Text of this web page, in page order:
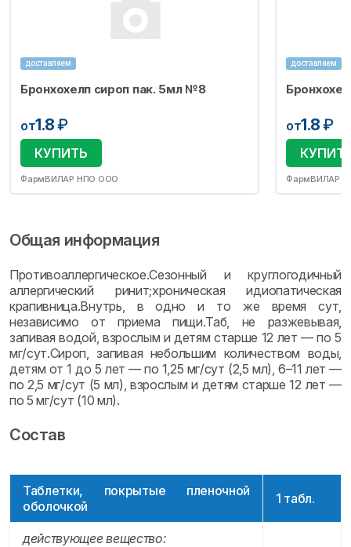
доставляем
Бронхохелп сироп пак. 5мл №8
от1.8₽
КУПИТЬ
ФармВИЛАР НПО ООО
доставляем
от1.8₽
ФармВИЛАР
Общая информация
Противоаллергическое.Сезонный и круглогодичный
аллергический ринит;хроническая идиопатическая
крапивница.Внутрь, в одно и то же время сут,
независимо от приема пищи.Таб, не разжевывая,
запивая водой, взрослым и детям старше 12 лет — по 5
мг/сут.Сироп, запивая небольшим количеством воды,
детям от 1 до 5 лет — по 1,25 мг/сут (2,5 мл), 6–11 лет —
по 2,5 мг/сут (5 мл), взрослым и детям старше 12 лет —
по 5 мг/сут (10 мл).
Состав
Таблетки, покрытые пленочной
оболочкой
1 табл.
действующее вещество: